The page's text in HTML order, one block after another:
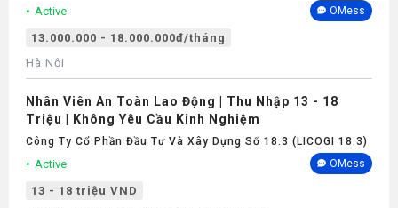
Active OMess
13.000.000 - 18.000.000đ/tháng
Hà Nội
Nhân Viên An Toàn Lao Động | Thu Nhập 13 - 18
Triệu | Không Yêu Cầu Kinh Nghiệm
Công Ty Cổ Phần Đầu Tư Và Xây Dựng Số 18.3 (LICOGI 18.3)
Active OMess
13 - 18 triệu VND